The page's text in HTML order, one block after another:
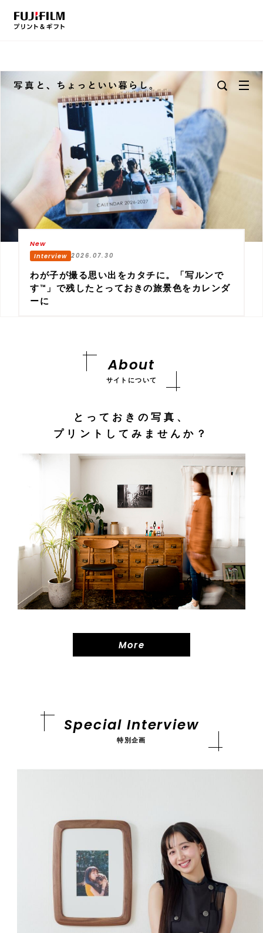
2026.07.30
わが子が撮る思い出をカタチに。「写ルンで
す™︎」で残したとっておきの旅景色をカレンダ
ーに
About
サイトについて
とっておきの写真、
プリントしてみませんか？
More
Special Interview
特別企画